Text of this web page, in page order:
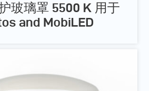
玻璃罩 5500 K 用于
and MobiLED